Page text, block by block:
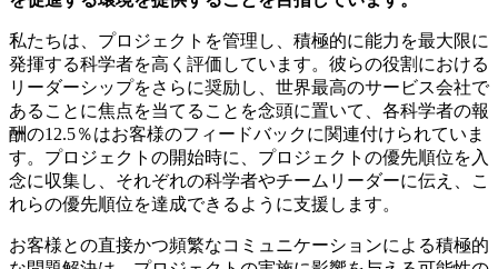
私たちは、プロジェクトを管理し、積極的に能力を最大限に
発揮する科学者を高く評価しています。彼らの役割における
リーダーシップをさらに奨励し、世界最高のサービス会社で
あることに焦点を当てることを念頭に置いて、各科学者の報
酬の12.5％はお客様のフィードバックに関連付けられていま
す。プロジェクトの開始時に、プロジェクトの優先順位を入
念に収集し、それぞれの科学者やチームリーダーに伝え、こ
れらの優先順位を達成できるように支援します。
お客様との直接かつ頻繁なコミュニケーションによる積極的